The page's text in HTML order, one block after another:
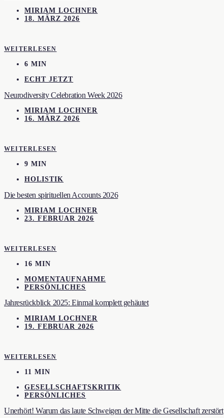
MIRIAM LOCHNER
18. MÄRZ 2026
WEITERLESEN
6 MIN
ECHT JETZT
Neurodiversity Celebration Week 2026
MIRIAM LOCHNER
16. MÄRZ 2026
WEITERLESEN
9 MIN
HOLISTIK
Die besten spirituellen Accounts 2026
MIRIAM LOCHNER
23. FEBRUAR 2026
WEITERLESEN
16 MIN
MOMENTAUFNAHME
PERSÖNLICHES
Jahresrückblick 2025: Einmal komplett gehäutet
MIRIAM LOCHNER
19. FEBRUAR 2026
WEITERLESEN
11 MIN
GESELLSCHAFTSKRITIK
PERSÖNLICHES
Unerhört! Warum das laute Schweigen der Mitte die Gesellschaft zerstört